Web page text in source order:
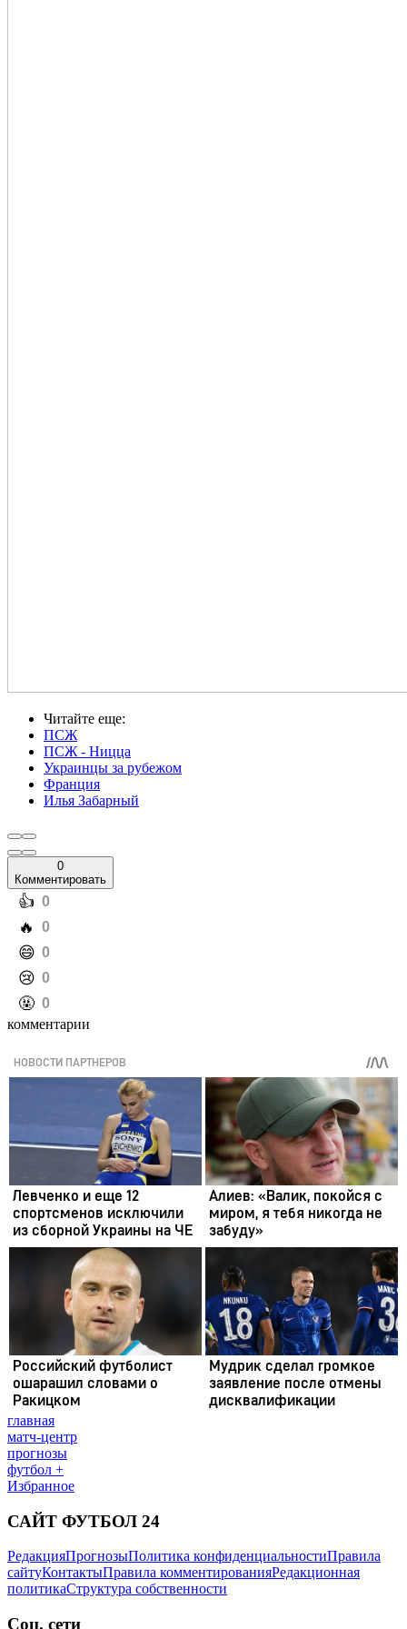
Читайте еще:
ПСЖ
ПСЖ - Ницца
Украинцы за рубежом
Франция
Илья Забарный
0
Комментировать
️👍 0
️🔥 0
️😄 0
️😢 0
️🤬 0
комментарии
главная
матч-центр
прогнозы
футбол +
Избранное
САЙТ ФУТБОЛ 24
РедакцияПрогнозыПолитика конфиденциальностиПравила
сайтуКонтактыПравила комментированияРедакционная
политикаСтруктура собственности
Соц. сети